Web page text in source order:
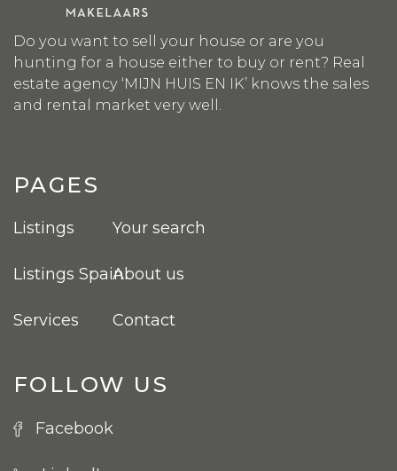
Do you want to sell your house or are you
hunting for a house either to buy or rent? Real
estate agency ‘MIJN HUIS EN IK’ knows the sales
and rental market very well.
PAGES
Listings
Listings Spain
Services
Your search
About us
Contact
FOLLOW US
Facebook